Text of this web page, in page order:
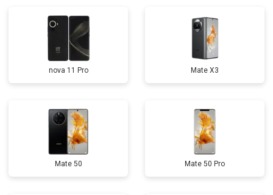
nova 11 Pro Mate X3
Mate 50 Mate 50 Pro